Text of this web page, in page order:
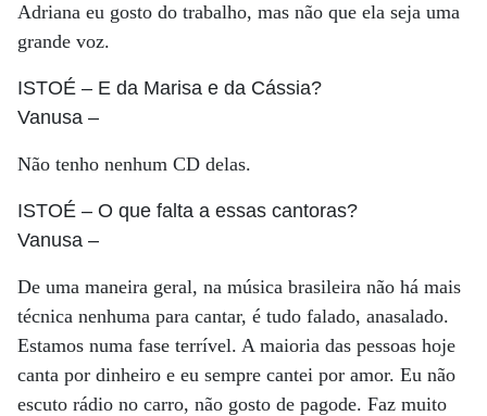
Adriana eu gosto do trabalho, mas não que ela seja uma
grande voz.
ISTOÉ – E da Marisa e da Cássia?
Vanusa –
Não tenho nenhum CD delas.
ISTOÉ – O que falta a essas cantoras?
Vanusa –
De uma maneira geral, na música brasileira não há mais
técnica nenhuma para cantar, é tudo falado, anasalado.
Estamos numa fase terrível. A maioria das pessoas hoje
canta por dinheiro e eu sempre cantei por amor. Eu não
escuto rádio no carro, não gosto de pagode. Faz muito